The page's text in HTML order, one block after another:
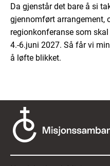
Da gjenstår det bare å si
gjennomført arrangement,
regionkonferanse som
4.-6.juni 2027. Så får vi
å løfte blikket.